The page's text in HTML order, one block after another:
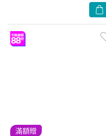
滿額贈